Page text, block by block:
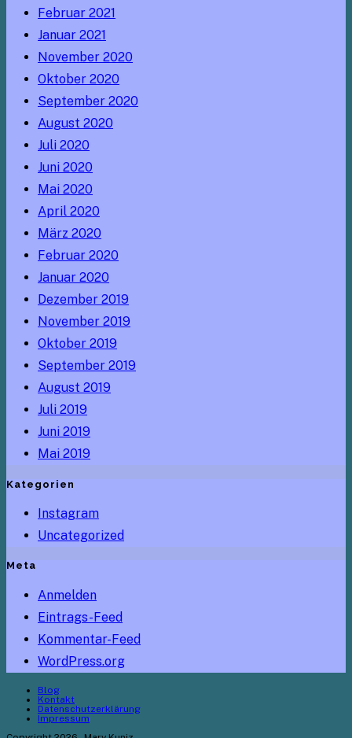
Februar 2021
Januar 2021
November 2020
Oktober 2020
September 2020
August 2020
Juli 2020
Juni 2020
Mai 2020
April 2020
März 2020
Februar 2020
Januar 2020
Dezember 2019
November 2019
Oktober 2019
September 2019
August 2019
Juli 2019
Juni 2019
Mai 2019
Kategorien
Instagram
Uncategorized
Meta
Anmelden
Eintrags-Feed
Kommentar-Feed
WordPress.org
Blog
Kontakt
Datenschutzerklärung
Impressum